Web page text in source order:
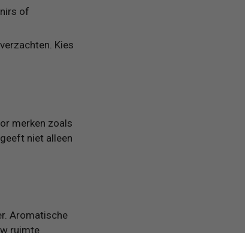
of
Kies
merken zoals
niet alleen
Aromatische
ruimte